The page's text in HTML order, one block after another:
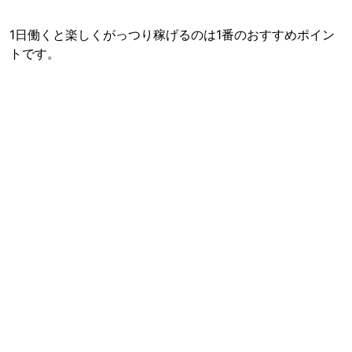
1日働くと楽しくがっつり稼げるのは1番のおすすめポイン
トです。